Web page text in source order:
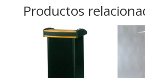
Productos